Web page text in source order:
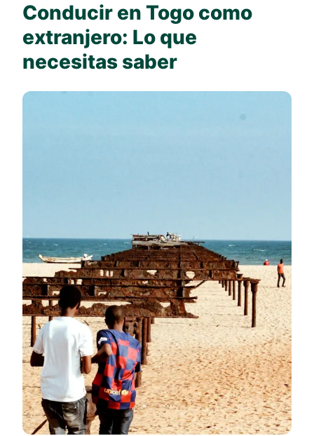
Conducir en Togo como
extranjero: Lo que
necesitas saber